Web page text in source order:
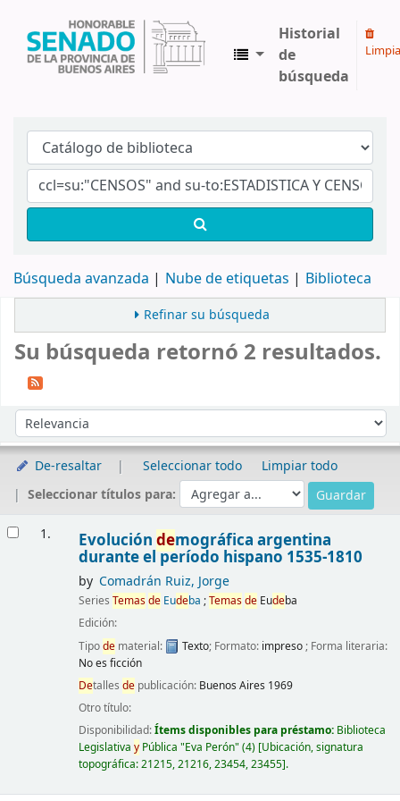
Historial
de
búsqueda
Búsqueda avanzada Nube de etiquetas Biblioteca
Refinar su búsqueda
Su búsqueda retornó 2 resultados.
Ordenar por:
De-resaltar Seleccionar todo
Limpiar todo
Seleccionar títulos para:
1. Evolución demográfica argentina
durante el período hispano 1535-1810
by Comadrán Ruiz, Jorge
Series TemasdeEudeba ;TemasdeEudeba
Edición:
Tipodematerial: Texto; Formato: impreso ; Forma literaria:
No es ficción
Detalles depublicación: Buenos Aires 1969
Otro título:
Disponibilidad:Ítems disponibles para préstamo: Biblioteca
Legislativa yPública "Eva Perón" (4) Ubicación, signatura
topográfica:21215,21216,23454,23455 .